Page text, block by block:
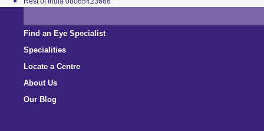
Find an Eye Specialist
Specialities
Locate a Centre
About Us
Our Blog